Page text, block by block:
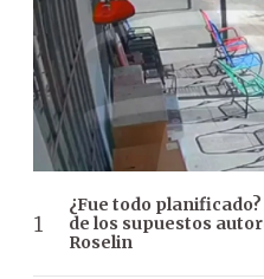
¿Fue todo
de los supuestos
Roselin